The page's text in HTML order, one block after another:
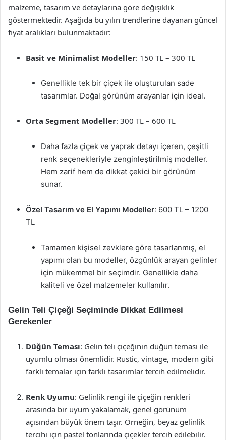
malzeme, tasarım ve detaylarına göre değişiklik
göstermektedir. Aşağıda bu yılın trendlerine dayanan güncel
fiyat aralıkları bulunmaktadır:
Basit ve Minimalist Modeller: 150 TL – 300 TL
Genellikle tek bir çiçek ile oluşturulan sade
tasarımlar. Doğal görünüm arayanlar için ideal.
Orta Segment Modeller: 300 TL – 600 TL
Daha fazla çiçek ve yaprak detayı içeren, çeşitli
renk seçenekleriyle zenginleştirilmiş modeller.
Hem zarif hem de dikkat çekici bir görünüm
sunar.
Özel Tasarım ve El Yapımı Modeller: 600 TL – 1200
TL
Tamamen kişisel zevklere göre tasarlanmış, el
yapımı olan bu modeller, özgünlük arayan gelinler
için mükemmel bir seçimdir. Genellikle daha
kaliteli ve özel malzemeler kullanılır.
Gelin Teli Çiçeği Seçiminde Dikkat Edilmesi
Gerekenler
Düğün Teması: Gelin teli çiçeğinin düğün teması ile
uyumlu olması önemlidir. Rustic, vintage, modern gibi
farklı temalar için farklı tasarımlar tercih edilmelidir.
Renk Uyumu: Gelinlik rengi ile çiçeğin renkleri
arasında bir uyum yakalamak, genel görünüm
açısından büyük önem taşır. Örneğin, beyaz gelinlik
tercihi için pastel tonlarında çiçekler tercih edilebilir.